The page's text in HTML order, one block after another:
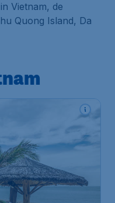
Vietnam, de
Quong Island, Da